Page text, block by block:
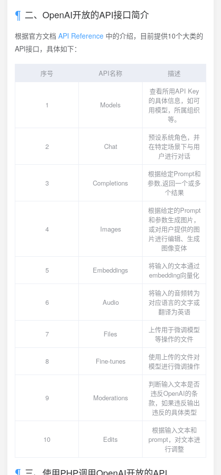
二、OpenAI开放的API接口简介
根据官方文档 API Reference 中的介绍，目前提供10个大类的
API接口，具体如下：
序号 API名称 描述
1 Models
查看所用API Key
的具体信息，如可
用模型，所属组织
等。
2 Chat
预设系统角色，并
在特定场景下与用
户进行对话
3 Completions
根据给定Prompt和
参数,返回一个或多
个结果
4 Images
根据给定的Prompt
和参数生成图片，
或对用户提供的图
片进行编辑、生成
图像变体
5 Embeddings
将输入的文本通过
embedding向量化
6 Audio
将输入的音频转为
对应语言的文字或
翻译为英语
7 Files
上传用于微调模型
等操作的文件
8 Fine-tunes
使用上传的文件对
模型进行微调操作
9 Moderations
判断输入文本是否
违反OpenAI的条
款，如果违反输出
违反的具体类型
10 Edits
根据输入文本和
prompt，对文本进
行调整